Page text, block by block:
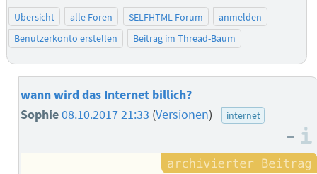
Übersicht alle Foren SELFHTML-Forum
anmelden
Benutzerkonto erstellen
Beitrag im Thread-Baum
wann wird das Internet billich?
Sophie08.10.2017 21:33 (Versionen) internet
–